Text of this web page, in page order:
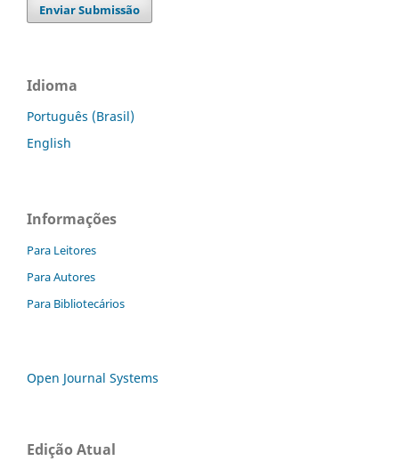
Enviar Submissão
Idioma
Português (Brasil)
English
Informações
Para Leitores
Para Autores
Para Bibliotecários
Open Journal Systems
Edição Atual